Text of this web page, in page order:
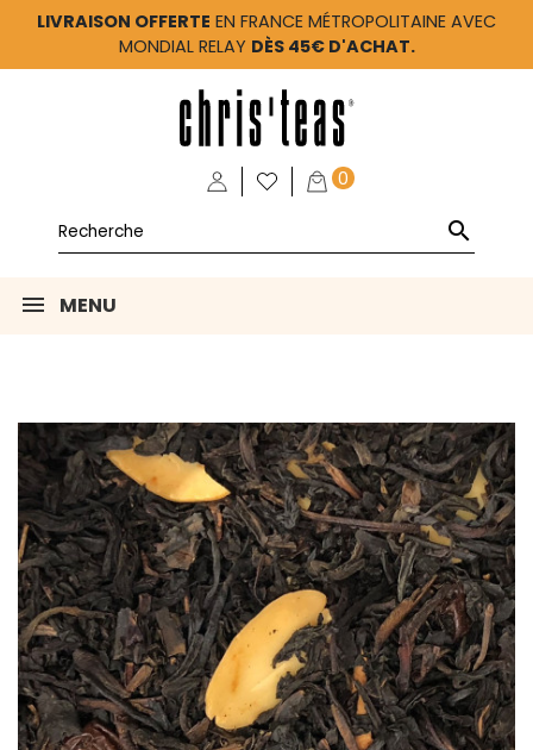
LIVRAISON OFFERTE EN FRANCE MÉTROPOLITAINE AVEC
MONDIAL RELAY DÈS 45€ D'ACHAT.
0

MENU